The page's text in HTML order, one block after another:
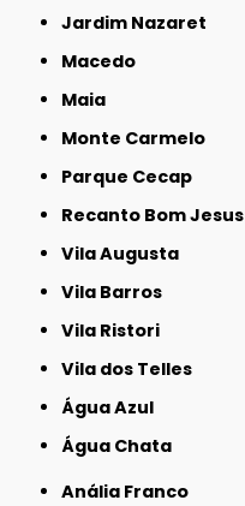
Jardim Nazaret
Macedo
Maia
Monte Carmelo
Parque Cecap
Recanto Bom Jesus
Vila Augusta
Vila Barros
Vila Ristori
Vila dos Telles
Água Azul
Água Chata
Anália Franco